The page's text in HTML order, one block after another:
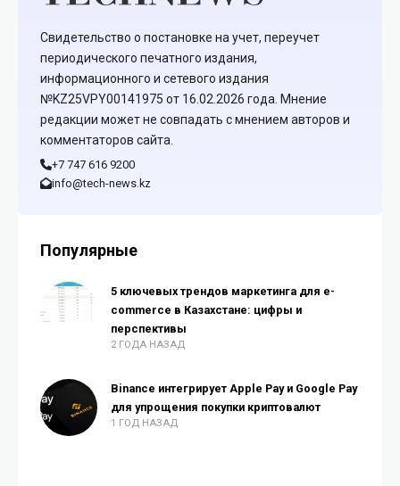
Свидетельство о постановке на учет, переучет
периодического печатного издания,
информационного и сетевого издания
№KZ25VPY00141975 от 16.02.2026 года. Мнение
редакции может не совпадать с мнением авторов и
комментаторов сайта.
+7 747 616 9200
info@tech-news.kz
Популярные
5 ключевых трендов маркетинга для e-
commerce в Казахстане: цифры и
перспективы
2 ГОДА НАЗАД
Binance интегрирует Apple Pay и Google Pay
для упрощения покупки криптовалют
1 ГОД НАЗАД